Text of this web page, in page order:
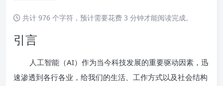
共计 976 个字符，预计需要花费 3 分钟才能阅读完成。
引言
人工智能（AI）作为当今科技发展的重要驱动因素，迅
速渗透到各行各业，给我们的生活、工作方式以及社会结构